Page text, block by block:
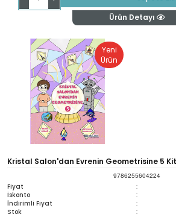
Ürün Detayı
Yeni
Ürün
Kristal Salon'dan Evrenin Geometrisine 5
9786255604224
Fiyat :
İskonto :
İndirimli Fiyat :
Stok :